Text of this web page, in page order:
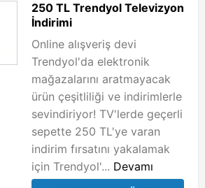
250 TL Trendyol Televizyon
İndirimi
Online alışveriş devi
Trendyol'da elektronik
mağazalarını aratmayacak
ürün çeşitliliği ve indirimlerle
sevindiriyor! TV'lerde geçerli
sepette 250 TL'ye varan
indirim fırsatını yakalamak
için Trendyol'... Devamı